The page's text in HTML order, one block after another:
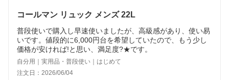
コールマン リュック メンズ 22L
普段使いで購入し早速使いましたが、高級感があり、使い易
いです。値段的に6,000円台を希望していたので、もう少し
価格が安ければ!と思い、満足度?★です。
自分用｜実用品・普段使い｜はじめて
注文日：2026/06/04